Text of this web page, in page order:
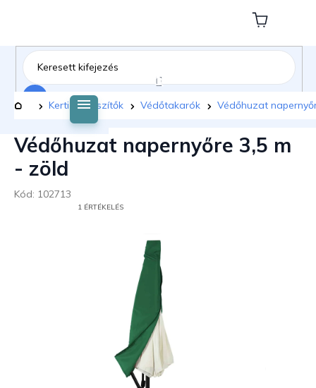
tartalomhoz
Kosár
Kezdőlap
Kerti kiegészítők Védőtakarók Védőhuzat
Védőhuzat napernyőre 3,5 m
- zöld
Kód: 102713
1 ÉRTÉKELÉS